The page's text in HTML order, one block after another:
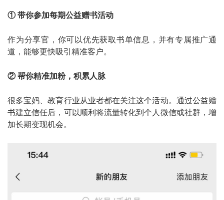
① 带你参加每期公益赠书活动
作为分享官，你可以优先获取书单信息，并有专属推广通
道，能够更快吸引精准客户。
② 帮你精准加粉，积累人脉
很多宝妈、教育行业从业者都在关注这个活动。通过公益赠
书建立信任后，可以顺利将流量转化到个人微信或社群，增
加长期变现机会。